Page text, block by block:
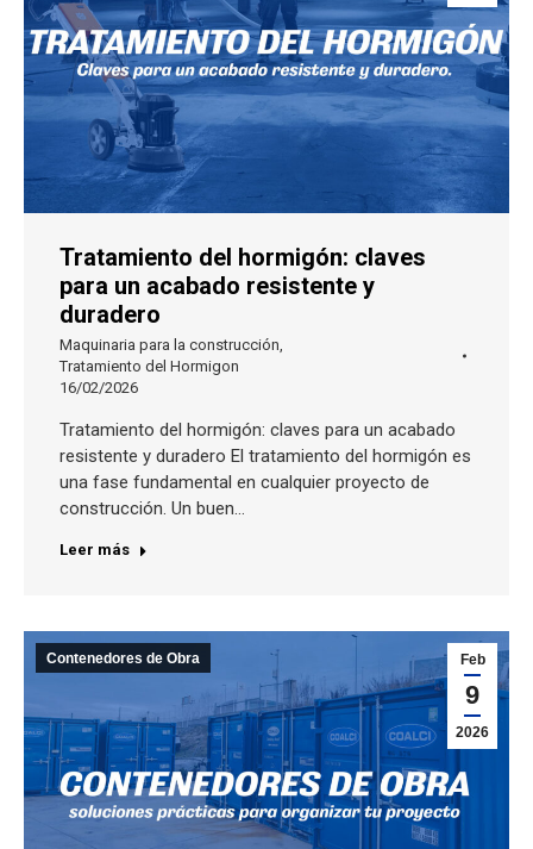
Tratamiento del hormigón: claves
para un acabado resistente y
duradero
Maquinaria para la construcción
Tratamiento del Hormigon
16/02/2026
Tratamiento del hormigón: claves para un acabado
resistente y duradero El tratamiento del hormigón es
una fase fundamental en cualquier proyecto de
construcción. Un buen…
Leer más
Feb
9
2026
Contenedores de Obra